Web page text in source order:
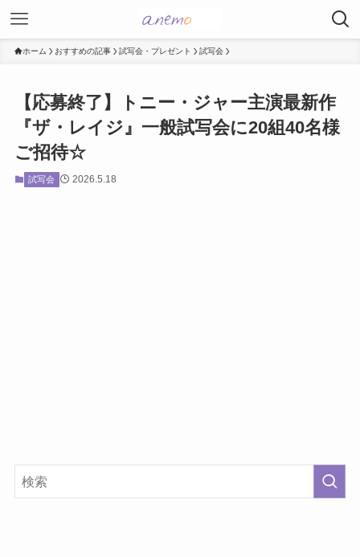
ホーム おすすめの記事 試写会・プレゼント 試写会
【応募終了】トニー・ジャー主演最新作
『ザ・レイジ』一般試写会に20組40名様
ご招待☆
試写会 2026.5.18